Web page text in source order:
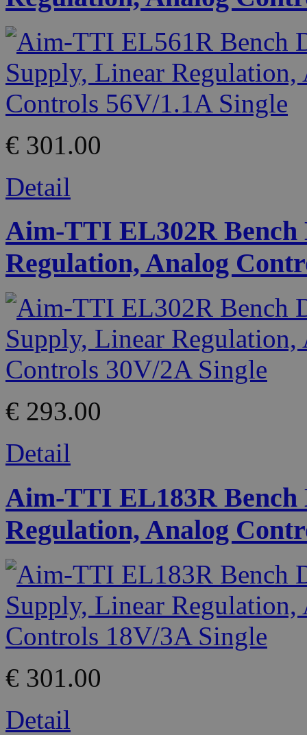
€ 301.00
Detail
Aim-TTI EL302R Bench
Regulation, Analog
€ 293.00
Detail
Aim-TTI EL183R Bench
Regulation, Analog
€ 301.00
Detail